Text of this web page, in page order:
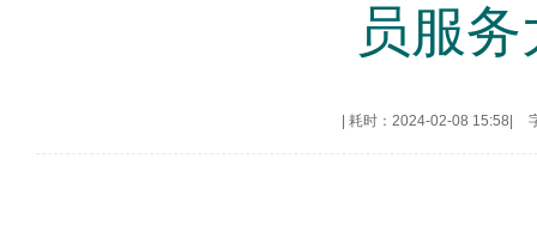
员服
耗时：2024-02-08 15:58